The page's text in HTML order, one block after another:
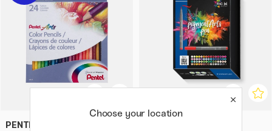
PENTEL
Choose your location